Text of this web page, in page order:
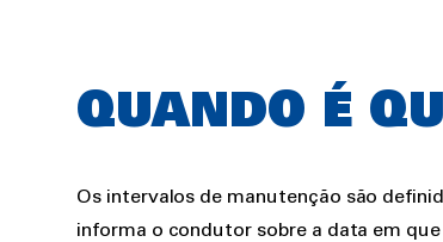
Rich
text
QUANDO É
Os intervalos de manutenção são
informa o condutor sobre a data em